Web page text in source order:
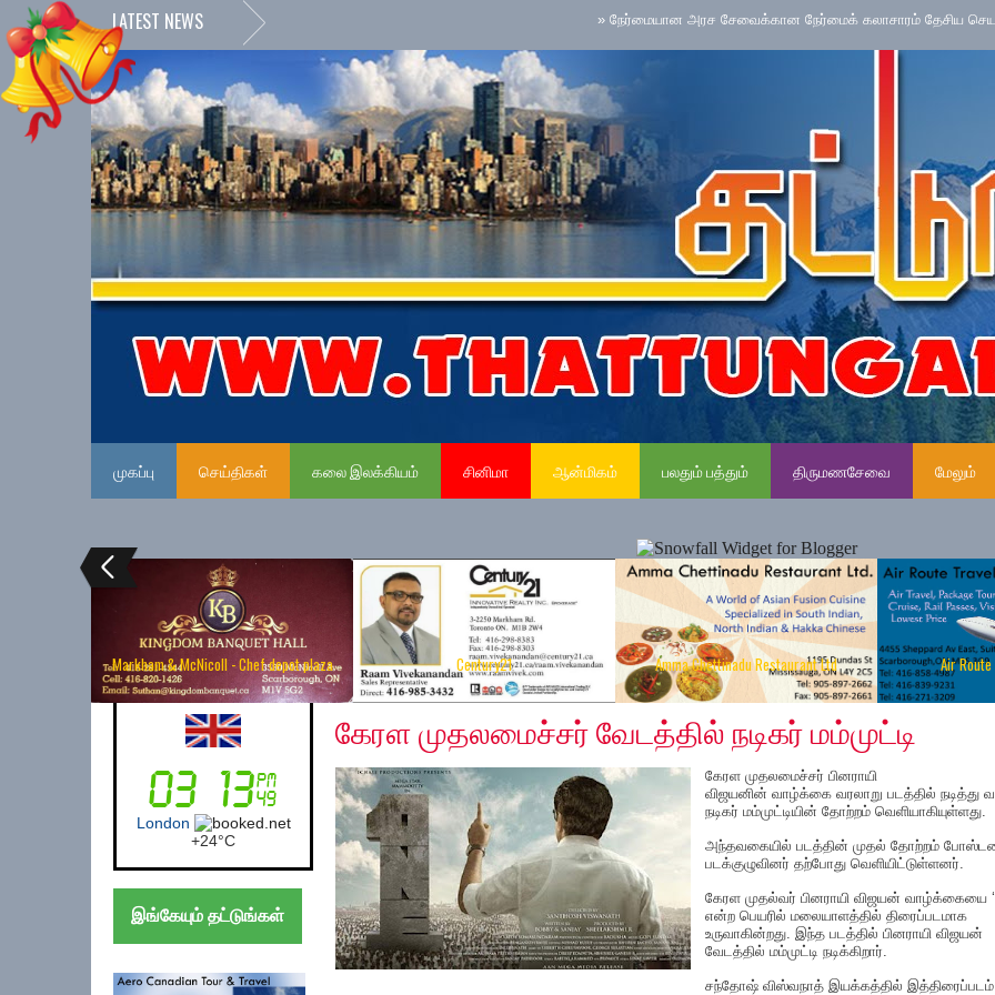
LATEST NEWS நேர்மையான அரச சேவைக்கான நேர்மைக் கலாசாரம் தேசிய செயற்பாட்டை
முகப்பு செய்திகள் கலை இலக்கியம் சினிமா ஆன்மிகம் பலதும் பத்தும் திருமணசேவை மேலும்
Markham & McNicoll - Chef depot plaza Century21 Amma Chettinadu Restaurant Ltd Air
Australia (Sydney)
Sydney
+18°C
இங்கேயும் தட்டுங்கள்
Wednesday, November 13, 2019
கேரள முதலமைச்சர் வேடத்தில் நடிகர் மம்முட்டி
கேரள முதலமைச்சர் பினராயி
விஜயனின் வாழ்க்கை வரலாறு படத்தில் நடித்து
நடிகர் மம்முட்டியின் தோற்றம் வெளியாகியுள்ளது.
அந்தவகையில் படத்தின் முதல் தோற்றம்
படக்குழுவினர் தற்போது வெளியிட்டுள்ளனர்.
கேரள முதல்வர் பினராயி விஜயன் வாழ்க்கையை
என்ற பெயரில் மலையாளத்தில் திரைப்படமாக
உருவாகின்றது. இந்த படத்தில் பினராயி விஜயன்
வேடத்தில் மம்முட்டி நடிக்கிறார்.
சந்தோஷ் விஸ்வநாத் இயக்கத்தில் இத்திரைப்படம்